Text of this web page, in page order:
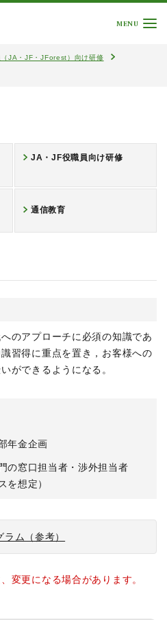
MENU
（JA・JF・JForest）向け研修
JA・JF役職員向け研修
通信教育
のアプローチに必須の知識であ
習得に重点を置き，お客様への
ができるようになる。
年金企画
の窓口担当者・渉外担当者
を想定）
ラム（参考）
変更になる場合があります。